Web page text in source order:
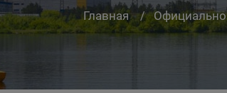
Главная Официально